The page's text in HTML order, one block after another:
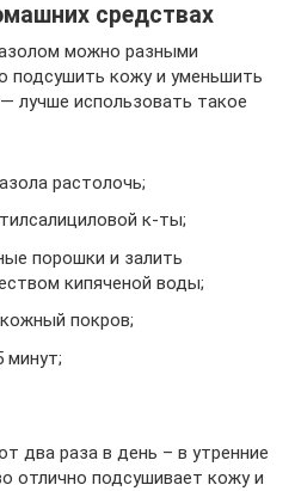
средствах
можно разными
подсушить кожу и уменьшить
лучше использовать такое
растолочь;
к-ты;
порошки и залить
кипяченой воды;
покров;
минут;
два раза в день – в утренние
отлично подсушивает кожу и